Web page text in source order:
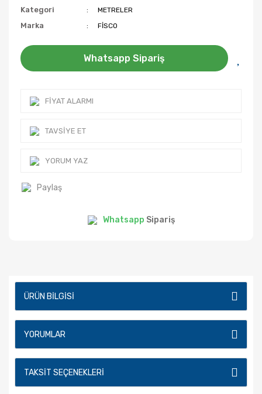
Kategori METRELER
Marka FİSCO
Whatsapp Sipariş
FIYAT ALARMI
TAVSIYE ET
YORUM YAZ
Paylaş
Whatsapp Sipariş
ÜRÜN BILGISI
YORUMLAR
TAKSIT SEÇENEKLERI